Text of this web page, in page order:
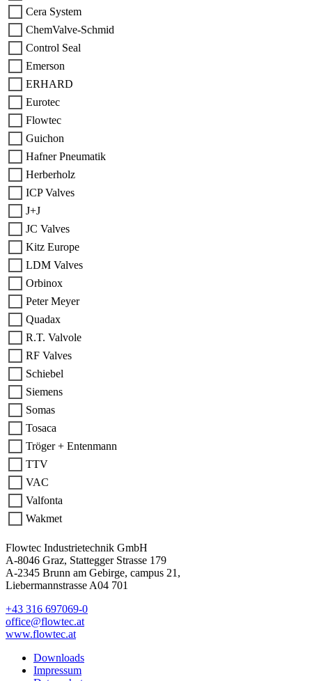
Cera System
ChemValve-Schmid
Control Seal
Emerson
ERHARD
Eurotec
Flowtec
Guichon
Hafner Pneumatik
Herberholz
ICP Valves
J+J
JC Valves
Kitz Europe
LDM Valves
Orbinox
Peter Meyer
Quadax
R.T. Valvole
RF Valves
Schiebel
Siemens
Somas
Tosaca
Tröger + Entenmann
TTV
VAC
Valfonta
Wakmet
Flowtec Industrietechnik GmbH
A-8046 Graz, Stattegger Strasse 179
A-2345 Brunn am Gebirge, campus 21,
Liebermannstrasse A04 701
+43 316 697069-0
office@flowtec.at
www.flowtec.at
Downloads
Impressum